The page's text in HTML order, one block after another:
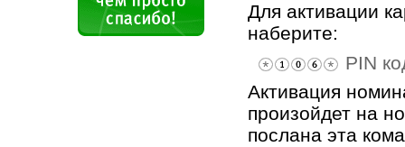
Для активации
наберите:
PIN
Активация
произойдет на
послана эта